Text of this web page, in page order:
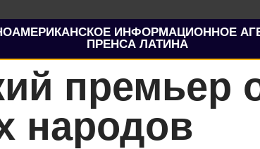
ИНФОРМАЦИОННОЕ
ПРЕНСА ЛАТИНА
премьер
народов